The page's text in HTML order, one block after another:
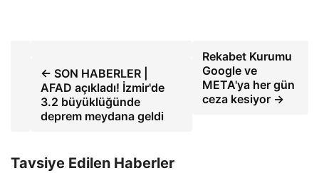
← SON HABERLER |
AFAD açıkladı! İzmir'de
3.2 büyüklüğünde
deprem meydana geldi
Rekabet Kurumu
Google ve
META'ya her gün
ceza kesiyor →
Tavsiye Edilen Haberler